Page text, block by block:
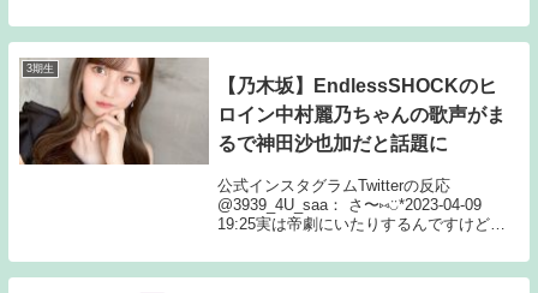
3期生
【乃木坂】EndlessSHOCKのヒ
ロイン中村麗乃ちゃんの歌声がま
るで神田沙也加だと話題に
公式インスタグラムTwitterの反応
@3939_4U_saa： さ〜⑅◡̈*2023-04-09
19:25実は帝劇にいたりするんですけど麗
きそうになった 返信 リツイ お気に
@3939_4U_saa...